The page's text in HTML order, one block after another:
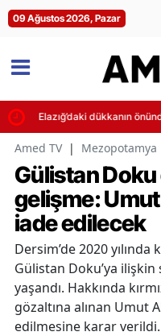
09 Ağustos 2026, Pazar
Elazığ’daki dükkanın
Amed TV | Mezopotamya
Gülistan
gelişme:
iade edilecek
Dersim’de 2020
Gülistan Doku’ya
yaşandı. Hakkında
gözaltına alınan Umut
edilmesine karar verildi.